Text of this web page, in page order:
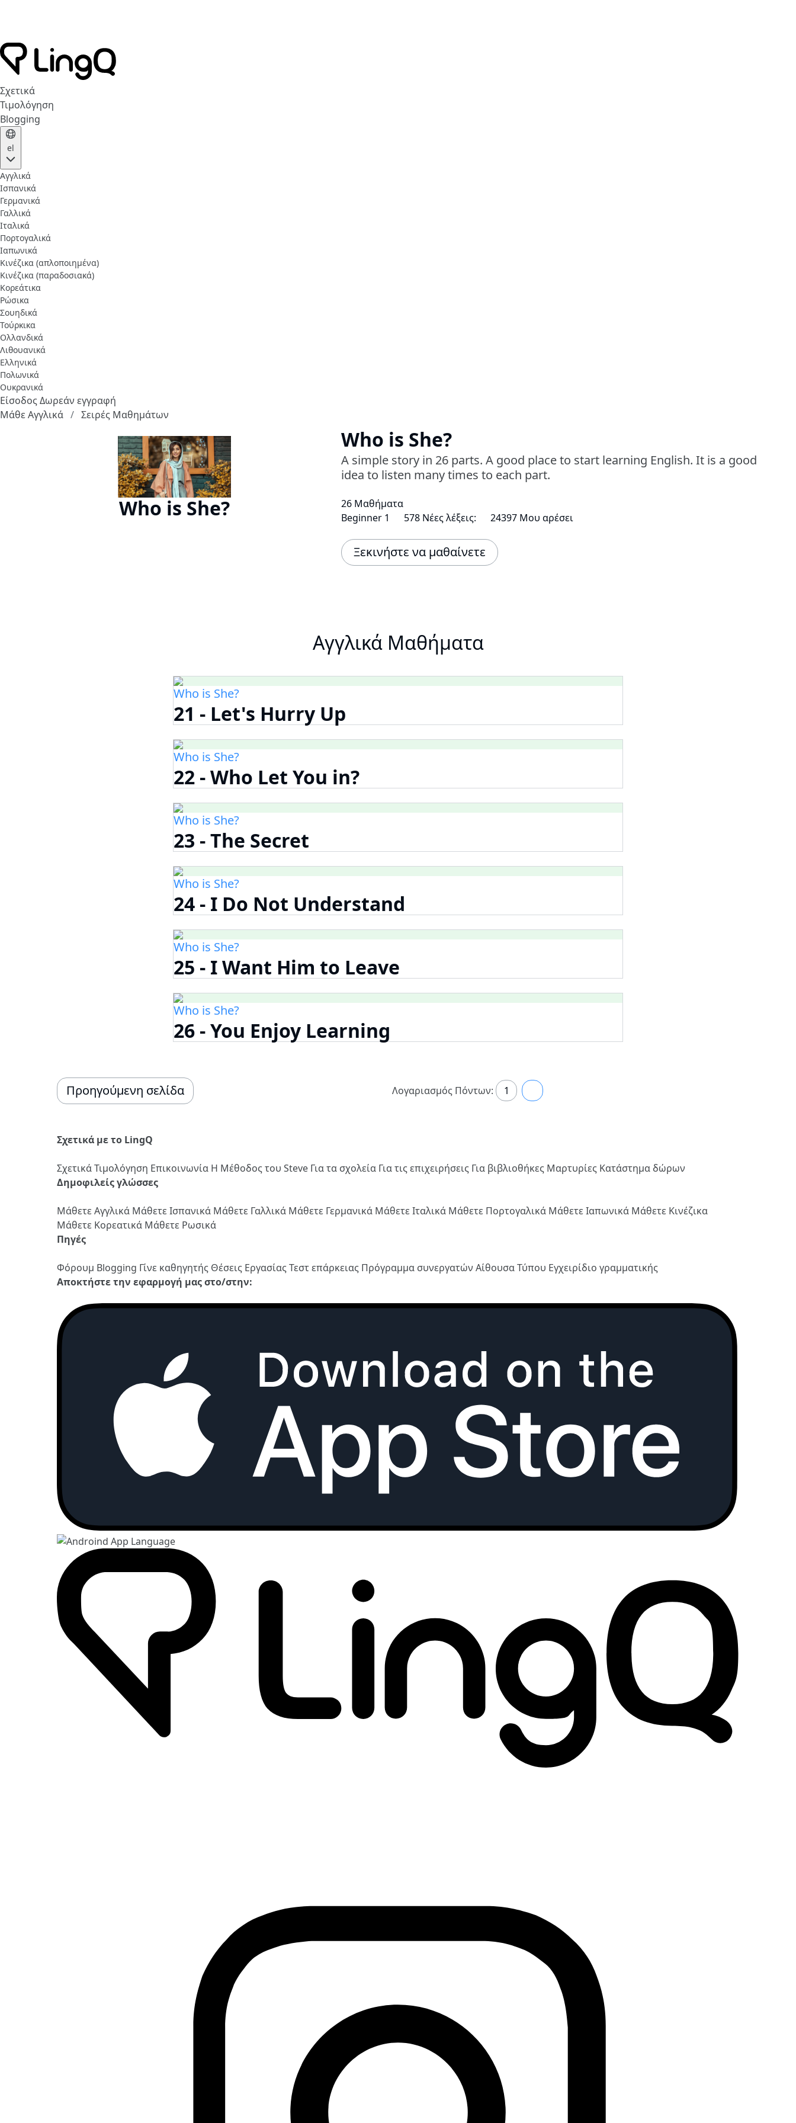
Σχετικά
Τιμολόγηση
Blogging
el
Αγγλικά
Ισπανικά
Γερμανικά
Γαλλικά
Ιταλικά
Πορτογαλικά
Ιαπωνικά
Κινέζικα (απλοποιημένα)
Κινέζικα (παραδοσιακά)
Κορεάτικα
Ρώσικα
Σουηδικά
Τούρκικα
Ολλανδικά
Λιθουανικά
Ελληνικά
Πολωνικά
Ουκρανικά
ΕίσοδοςΔωρεάν εγγραφή
Μάθε Αγγλικά
Σειρές Μαθημάτων
Who is She?
Who is She?
A simple story in 26 parts. A good place to start learning English. It is a good
idea to listen many times to each part.
26 Μαθήματα
Beginner 1
578 Νέες λέξεις: 24397 Μου αρέσει
Ξεκινήστε να μαθαίνετε
Αγγλικά Μαθήματα
Who is She?
21 - Let's Hurry Up
Who is She?
22 - Who Let You in?
Who is She?
23 - The Secret
Who is She?
24 - I Do Not Understand
Who is She?
25 - I Want Him to Leave
Who is She?
26 - You Enjoy Learning
Προηγούμενη σελίδα Λογαριασμός Πόντων: 1
Σχετικά με το LingQ
ΣχετικάΤιμολόγηση Επικοινωνία Η Μέθοδος του Steve Για τα σχολεία Για τις επιχειρήσεις Για βιβλιοθήκες Μαρτυρίες Κατάστημα δώρων
Δημοφιλείς γλώσσες
Μάθετε Αγγλικά Μάθετε Ισπανικά Μάθετε Γαλλικά Μάθετε Γερμανικά Μάθετε Ιταλικά Μάθετε Πορτογαλικά Μάθετε Ιαπωνικά Μάθετε Κινέζικα
Μάθετε Κορεατικά Μάθετε Ρωσικά
Πηγές
Φόρουμ Blogging Γίνε καθηγητής Θέσεις ΕργασίαςΤεστ επάρκειας Πρόγραμμα συνεργατών Αίθουσα Τύπου Εγχειρίδιο γραμματικής
Αποκτήστε την εφαρμογή μας στο/στην: